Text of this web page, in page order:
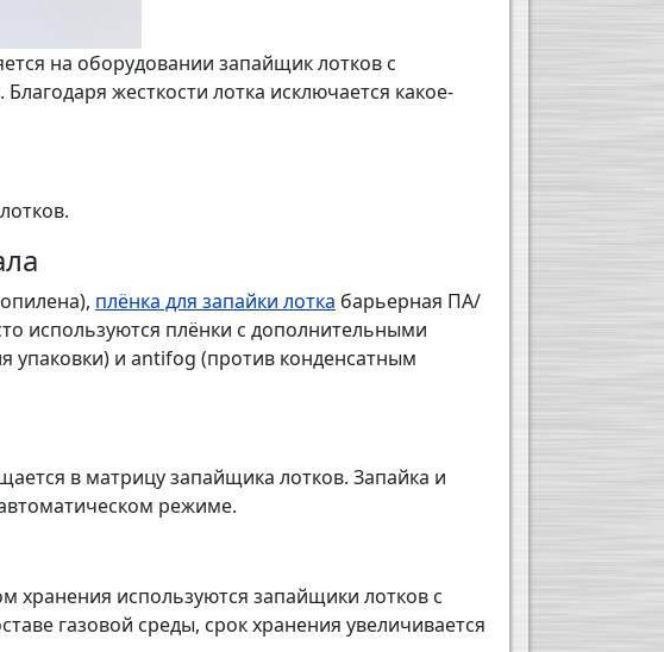
на оборудовании запайщик лотков с
жесткости лотка исключается какое-
плёнка для запайки лотка барьерная ПА/
используются плёнки с дополнительными
упаковки) и antifog (против конденсатным
в матрицу запайщика лотков. Запайка и
режиме.
хранения используются запайщики лотков с
газовой среды, срок хранения увеличивается